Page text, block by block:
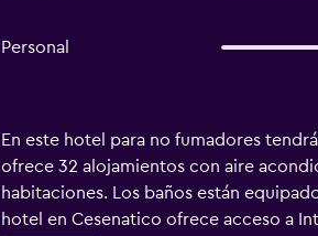
Personal
En este hotel para no fumadores
ofrece 32 alojamientos con aire
habitaciones. Los baños están
hotel en Cesenatico ofrece acceso a